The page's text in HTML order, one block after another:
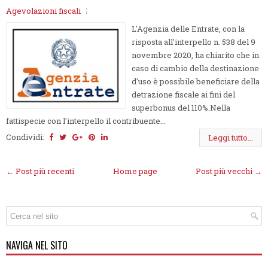
Agevolazioni fiscali
L'Agenzia delle Entrate, con la
risposta all'interpello n. 538 del 9
novembre 2020, ha chiarito che in
caso di cambio della destinazione
d'uso è possibile beneficiare della
detrazione fiscale ai fini del
superbonus del 110%.Nella
fattispecie con l'interpello il contribuente...
Condividi:
Leggi tutto...
← Post più recenti Post più vecchi →
Home page
NAVIGA NEL SITO